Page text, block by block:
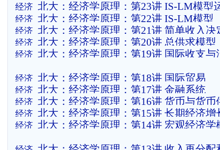
经济 北大：经济学原理：第23讲 IS-LM模型
经济 北大：经济学原理：第22讲 IS-LM模型
经济 北大：经济学原理：第21讲 简单收入决
经济 北大：经济学原理：第20讲 总供求模型
经济 北大：经济学原理：第19讲 国际收支与
经济 北大：经济学原理：第18讲 国际贸易
经济 北大：经济学原理：第17讲 金融系统
经济 北大：经济学原理：第16讲 货币与货币
经济 北大：经济学原理：第15讲 长期经济增
经济 北大：经济学原理：第14讲 宏观经济学